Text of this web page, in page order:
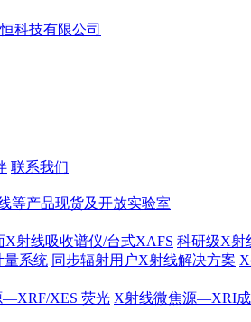
联系我们
等产品现货及开放实验室
X射线吸收谱仪/台式XAFS 科研级X射
量系统 同步辐射用户X射线解决方案
—XRF/XES 荧光 X射线微焦源—XRI